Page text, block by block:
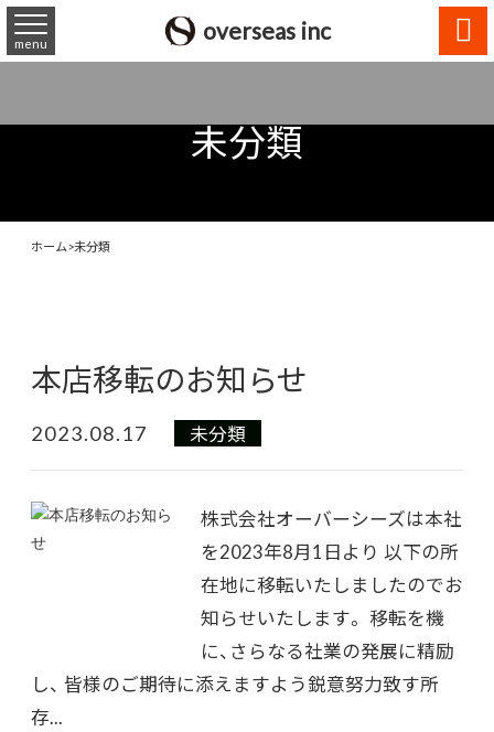
overseas inc
menu 
未分類
ホーム>未分類
本店移転のお知らせ
2023.08.17 未分類
株式会社オーバーシーズは本社
を2023年8月1日より 以下の所
在地に移転いたしましたのでお
知らせいたします。 移転を機
に、さらなる社業の発展に精励
し、 皆様のご期待に添えますよう鋭意努力致す所
存...